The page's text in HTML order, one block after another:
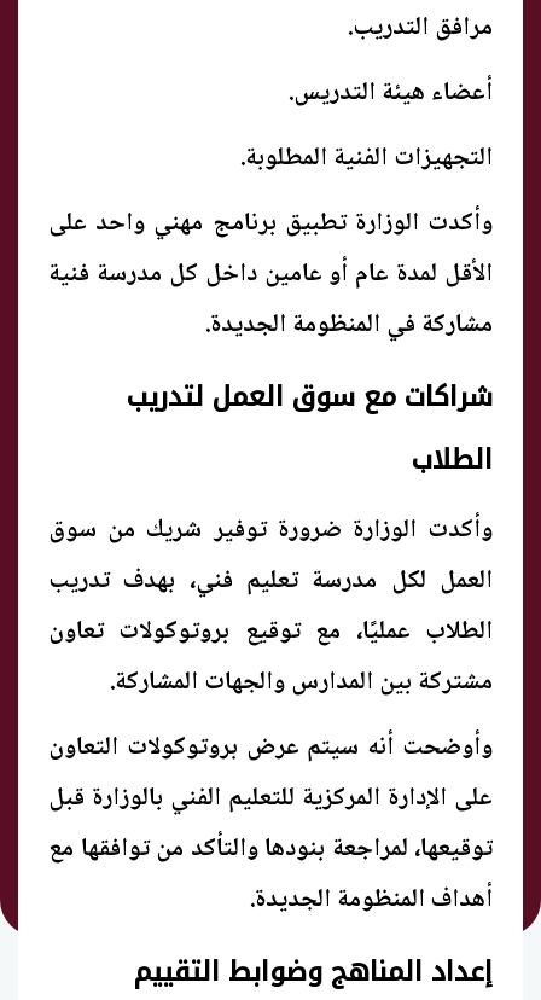
مرافق التدريب.
أعضاء هيئة التدريس.
التجهيزات الفنية المطلوبة.
وأكدت الوزارة تطبيق برنامج مهني واحد على
الأقل لمدة عام أو عامين داخل كل مدرسة فنية
مشاركة في المنظومة الجديدة.
شراكات مع سوق العمل لتدريب
الطلاب
وأكدت الوزارة ضرورة توفير شريك من سوق
العمل لكل مدرسة تعليم فني، بهدف تدريب
الطلاب عمليًا، مع توقيع بروتوكولات تعاون
مشتركة بين المدارس والجهات المشاركة.
وأوضحت أنه سيتم عرض بروتوكولات التعاون
على الإدارة المركزية للتعليم الفني بالوزارة قبل
توقيعها، لمراجعة بنودها والتأكد من توافقها مع
أهداف المنظومة الجديدة.
إعداد المناهج وضوابط التقييم